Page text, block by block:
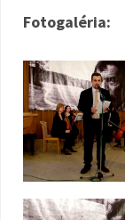
Fotogaléria: